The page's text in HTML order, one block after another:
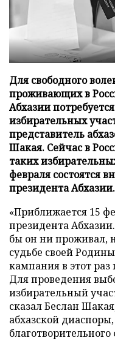
Для свободного
проживающих в
Абхазии
избирательных
представитель
Шакая. Сейчас в
таких
февраля состоятся
президента Абхазии.
«Приближается 15
президента
бы он ни проживал,
судьбе своей
кампания в этот раз
Для проведения
избирательный
сказал Беслан
абхазской